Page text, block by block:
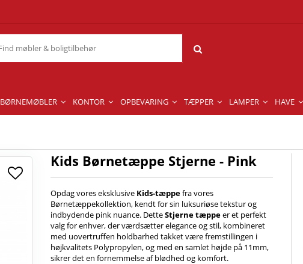
BØRNEMØBLER KONTOR OPBEVARING TÆPPER LAMPER HAVE
Kids Børnetæppe Stjerne - Pink
Opdag vores eksklusive Kids-tæppefra vores
Børnetæppekollektion, kendt for sin luksuriøse tekstur og
indbydende pink nuance. DetteStjerne tæppeer et perfekt
valg for enhver, der værdsætter elegance og stil, kombineret
med uovertruffen holdbarhed takket være fremstillingen i
højkvalitets Polypropylen, og med en samlet højde på 11mm,
sikrer det en fornemmelse af blødhed og komfort.